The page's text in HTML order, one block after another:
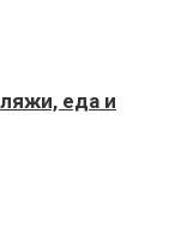
еда и